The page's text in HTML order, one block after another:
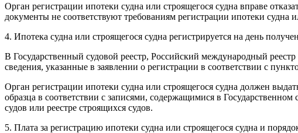
Орган регистрации ипотеки судна или строящегося судна вправе
документы не соответствуют требованиям регистрации ипотеки судна
4. Ипотека судна или строящегося судна регистрируется на день
В Государственный судовой реестр, Российский международный
сведения, указанные в заявлении о регистрации в соответствии с
Орган регистрации ипотеки судна или строящегося судна должен
образца в соответствии с записями, содержащимися в
судов или реестре строящихся судов.
5. Плата за регистрацию ипотеки судна или строящегося судна и